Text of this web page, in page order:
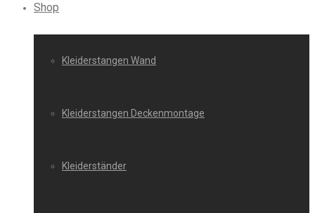
Shop
Kleiderstangen Wand
Kleiderstangen Deckenmontage
Kleiderständer